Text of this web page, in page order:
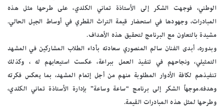
الوطني، فوجهت الشكر إلى الأستاذة تماني الكلدي، على طرحها مثل هذه
المبادرات، وجهودها في استحضار قيمة التراث القطري في أوساط الجيل الحالي.
مشيدة بالتعاون مع البرنامج لتحقيق هذه الأهداف.
وبدوره، أبدى الفنان سالم المنصوري سعادته بأداء الطلاب المشاركين في المشهد
التمثيلي، ونجاحهم في تنفيذ العمل ببراعة، عكست استيعابهم له ، وكذلك
تنفيذهم لكافة الأدوار المطلوبة منهم من أجل إتمام المشهد، بما يعكس فكرته
وهدفه.موجهاً الشكر إلى برنامج “ساعة وساعة” بإدارة الأستاذة تماني الكلدي،
وطرحها لمثل هذه المبادرات القيمة.